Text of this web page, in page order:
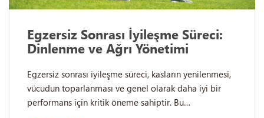
Egzersiz Sonrası İyileşme Süreci:
Dinlenme ve Ağrı Yönetimi
Egzersiz sonrası iyileşme süreci, kasların yenilenmesi,
vücudun toparlanması ve genel olarak daha iyi bir
performans için kritik öneme sahiptir. Bu…